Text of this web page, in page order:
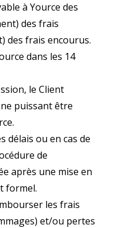
à Yource des
des frais
des frais encourus.
dans les 14
le Client
puissant être
délais ou en cas de
de
après une mise en
formel.
les frais
et/ou pertes